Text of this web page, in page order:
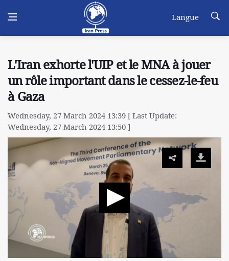
Langue
L'Iran exhorte l'UIP et le MNA à jouer
un rôle important dans le cessez-le-feu
à Gaza
Wednesday, 27 March 2024 13:39 [ Last Update:
Wednesday, 27 March 2024 13:50 ]